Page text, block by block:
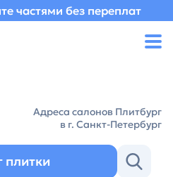
частями без переплат
Адреса салонов Плитбург
в г. Санкт-Петербург
плитки